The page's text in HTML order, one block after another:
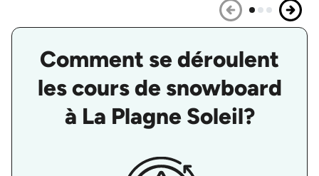
Comment se déroulent
les cours de snowboard
à La Plagne Soleil?